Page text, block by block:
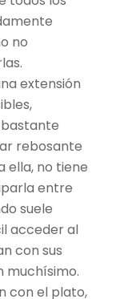
no
extensión
rebosante
ella, no tiene
entre
suele
acceder al
con sus
muchísimo.
con el plato,